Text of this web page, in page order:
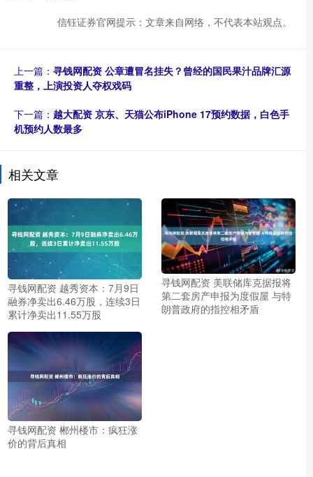
信钰证券官网提示：文章来自网络，不代表本站观点。
上一篇： 寻钱网配资 公章遭冒名挂失？曾经的国民果汁品牌汇源
重整，上演投资人夺权戏码
下一篇： 越大配资 京东、天猫公布iPhone 17预约数据，白色手
机预约人数最多
相关文章
寻钱网配资 越秀资本：7月9日
融券净卖出6.46万股，连续3日
累计净卖出11.55万股
寻钱网配资 美联储库克据报将
第二套房产申报为度假屋 与特
朗普政府的指控相矛盾
寻钱网配资 郴州楼市：疯狂涨
价的背后真相